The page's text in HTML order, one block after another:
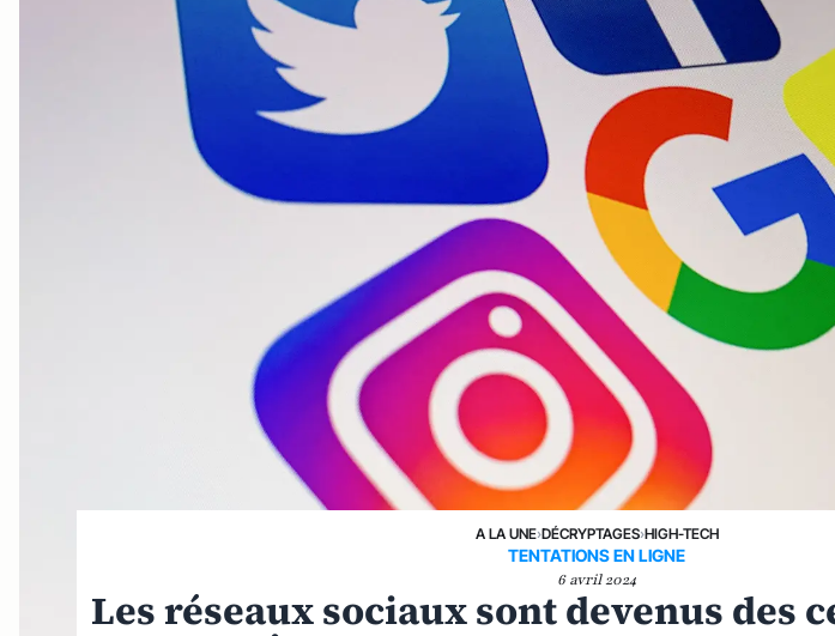
A LA UNE›DÉCRYPTAGES›HIGH-TECH
TENTATIONS EN LIGNE
6 avril 2024
Les réseaux sociaux sont devenus des